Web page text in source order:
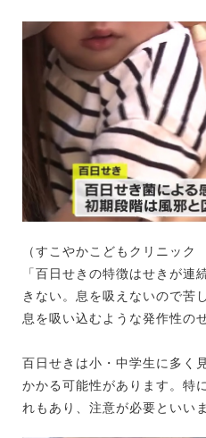
（すこやかこどもクリニック
「百日せきの特徴はせきが連
きない。息を吸えないので苦
息を吸い込むような発作性の
百日せきは小・中学生に多く
かかる可能性があります。特
れもあり、注意が必要といいま